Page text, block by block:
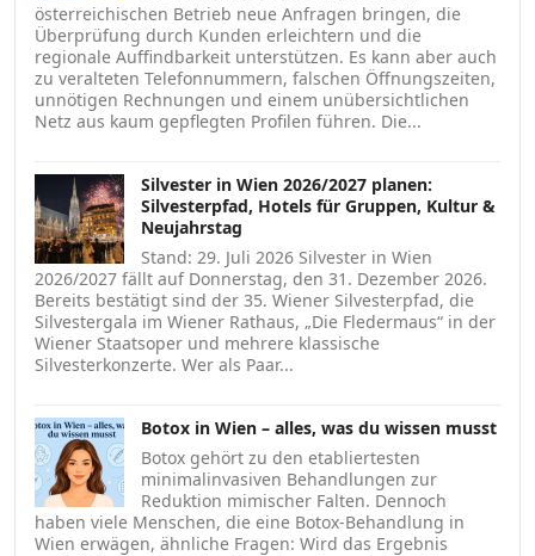
österreichischen Betrieb neue Anfragen bringen, die
Überprüfung durch Kunden erleichtern und die
regionale Auffindbarkeit unterstützen. Es kann aber auch
zu veralteten Telefonnummern, falschen Öffnungszeiten,
unnötigen Rechnungen und einem unübersichtlichen
Netz aus kaum gepflegten Profilen führen. Die...
Silvester in Wien 2026/2027 planen:
Silvesterpfad, Hotels für Gruppen, Kultur &
Neujahrstag
Stand: 29. Juli 2026 Silvester in Wien
2026/2027 fällt auf Donnerstag, den 31. Dezember 2026.
Bereits bestätigt sind der 35. Wiener Silvesterpfad, die
Silvestergala im Wiener Rathaus, „Die Fledermaus“ in der
Wiener Staatsoper und mehrere klassische
Silvesterkonzerte. Wer als Paar...
Botox in Wien – alles, was du wissen musst
Botox gehört zu den etabliertesten
minimalinvasiven Behandlungen zur
Reduktion mimischer Falten. Dennoch
haben viele Menschen, die eine Botox-Behandlung in
Wien erwägen, ähnliche Fragen: Wird das Ergebnis